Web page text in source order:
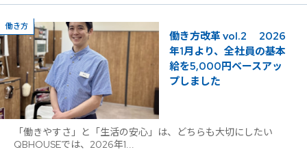
働き方
働き方改革 vol.2 2026
年1月より、全社員の基本
給を5,000円ベースアッ
プしました
「働きやすさ」と「生活の安心」は、どちらも大切にしたい
QBHOUSEでは、2026年1...